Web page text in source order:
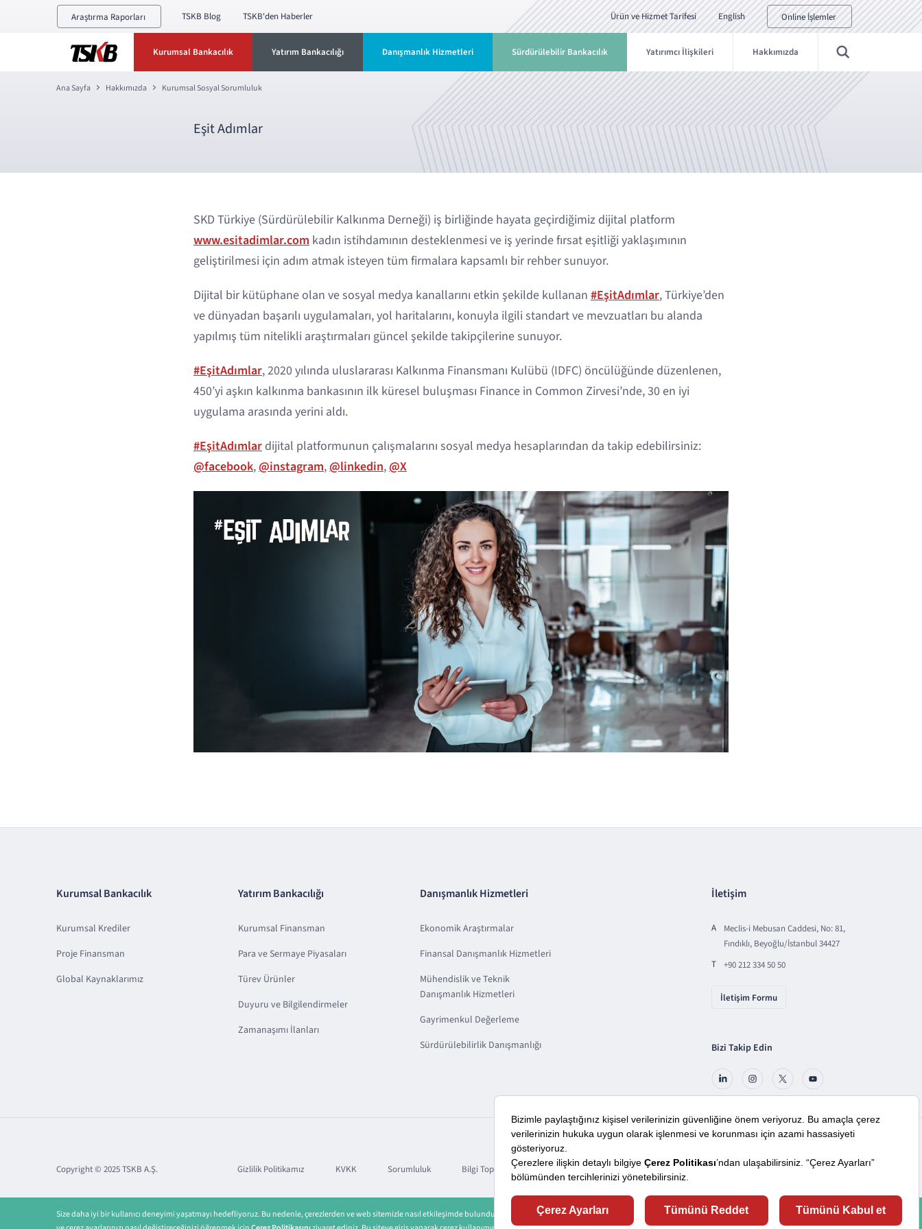
Araştırma Raporları TSKB Blog TSKB'den Haberler Ürün ve Hizmet Tarifesi English Online İşlemler
Kurumsal Bankacılık Yatırım Bankacılığı Danışmanlık Hizmetleri Sürdürülebilir Bankacılık Yatırımcı İlişkileri Hakkımızda
Ana Sayfa Hakkımızda Kurumsal Sosyal Sorumluluk
Eşit Adımlar
SKD Türkiye (Sürdürülebilir Kalkınma Derneği) iş birliğinde hayata geçirdiğimiz dijital platform
www.esitadimlar.com kadın istihdamının desteklenmesi ve iş yerinde fırsat eşitliği yaklaşımının
geliştirilmesi için adım atmak isteyen tüm firmalara kapsamlı bir rehber sunuyor.
Dijital bir kütüphane olan ve sosyal medya kanallarını etkin şekilde kullanan #EşitAdımlar, Türkiye’den
ve dünyadan başarılı uygulamaları, yol haritalarını, konuyla ilgili standart ve mevzuatları bu alanda
yapılmış tüm nitelikli araştırmaları güncel şekilde takipçilerine sunuyor.
#EşitAdımlar, 2020 yılında uluslararası Kalkınma Finansmanı Kulübü (IDFC) öncülüğünde düzenlenen,
450’yi aşkın kalkınma bankasının ilk küresel buluşması Finance in Common Zirvesi’nde, 30 en iyi
uygulama arasında yerini aldı.
#EşitAdımlar dijital platformunun çalışmalarını sosyal medya hesaplarından da takip edebilirsiniz:
@facebook,@instagram,@linkedin,@X
Kurumsal Bankacılık
Kurumsal Krediler
Proje Finansman
Global Kaynaklarımız
Yatırım Bankacılığı
Kurumsal Finansman
Para ve Sermaye Piyasaları
Türev Ürünler
Duyuru ve Bilgilendirmeler
Zamanaşımı İlanları
Danışmanlık Hizmetleri
Ekonomik Araştırmalar
Finansal Danışmanlık Hizmetleri
Mühendislik ve Teknik
Danışmanlık Hizmetleri
Gayrimenkul Değerleme
Sürdürülebilirlik Danışmanlığı
İletişim
A
Meclis-i Mebusan Caddesi, No: 81,
Fındıklı, Beyoğlu/İstanbul 34427
T
+90 212 334 50 50
İletişim Formu
Bizi Takip Edin
Copyright © 2025 TSKB A.Ş. Gizlilik Politikamız KVKK Sorumluluk Bilgi Toplumu Hizmetleri
Size daha iyi bir kullanıcı deneyimi yaşatmayı hedefliyoruz. Bu nedenle, çerezlerden ve web sitemizle nasıl etkileşimde bulunduğunuza ilişkin verileri kaydedecek araçlardan faydalanıyoruz. Lütfen daha fazla bilgi almak